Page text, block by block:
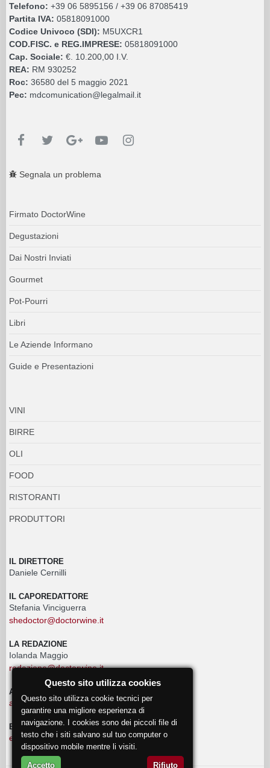
Telefono: +39 06 5895156 / +39 06 87085419
Partita IVA: 05818091000
Codice Univoco (SDI): M5UXCR1
COD.FISC. e REG.IMPRESE: 05818091000
Cap. Sociale: €. 10.200,00 I.V.
REA: RM 930252
Roc: 36580 del 5 maggio 2021
Pec: mdcomunication@legalmail.it
Segnala un problema
Firmato DoctorWine
Degustazioni
Dai Nostri Inviati
Gourmet
Pot-Pourri
Libri
Le Aziende Informano
Guide e Presentazioni
VINI
BIRRE
OLI
FOOD
RISTORANTI
PRODUTTORI
IL DIRETTORE
Daniele Cernilli
IL CAPOREDATTORE
Stefania Vinciguerra
shedoctor@doctorwine.it
LA REDAZIONE
Iolanda Maggio
redazione@doctorwine.it
ADVERTISING
advertising@doctorwine.it
EVENTI
eventi@doctorwine.it
Questo sito utilizza cookies
Questo sito utilizza cookie tecnici per
garantire una migliore esperienza di
navigazione. I cookies sono dei piccoli file di
testo che i siti salvano sul tuo computer o
dispositivo mobile mentre li visiti.
Accetto Rifiuto